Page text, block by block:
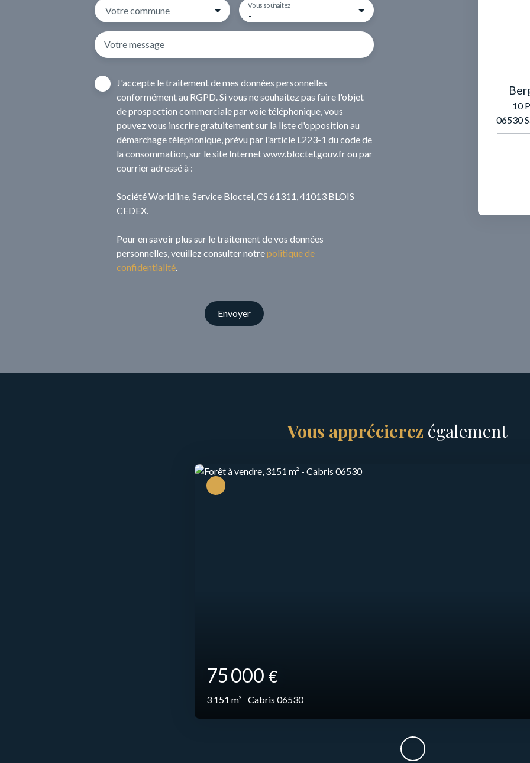
Votre commune -
Vous souhaitez
Votre message
J'accepte le traitement de mes données personnelles
conformément au RGPD. Si vous ne souhaitez pas faire l'objet
de prospection commerciale par voie téléphonique, vous
pouvez vous inscrire gratuitement sur la liste d'opposition au
démarchage téléphonique, prévu par l'article L223-1 du code de
la consommation, sur le site Internet www.bloctel.gouv.fr ou par
courrier adressé à :
Société Worldline, Service Bloctel, CS 61311, 41013 BLOIS
CEDEX.
Pour en savoir plus sur le traitement de vos données
personnelles, veuillez consulter notrepolitique de
confidentialité.
Envoyer
10
06530
Vous apprécierez également
75 000 €
3 151 m² Cabris 06530